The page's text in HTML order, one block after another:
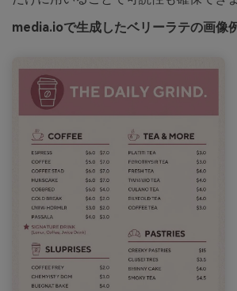
media.ioで生成したベリーラテの画像